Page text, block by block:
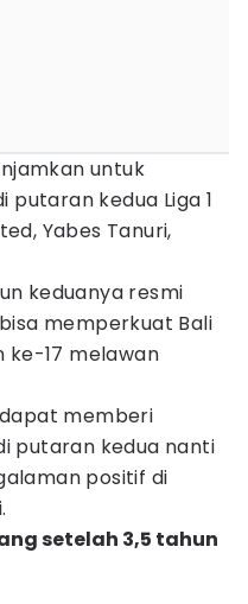
untuk
putaran kedua Liga 1
Yabes Tanuri,
keduanya resmi
memperkuat Bali
ke-17 melawan
memberi
putaran kedua nanti
positif di
setelah 3,5 tahun